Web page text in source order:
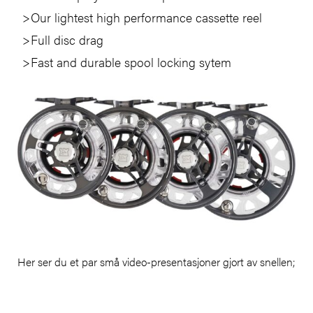
Our lightest high performance cassette reel
Full disc drag
Fast and durable spool locking sytem
Her ser du et par små video-presentasjoner gjort av snellen;